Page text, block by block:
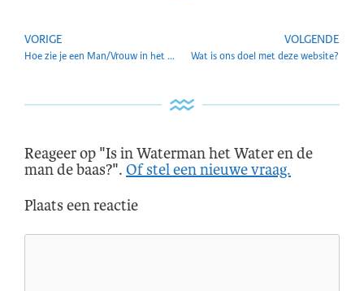
VORIGE
Hoe zie je een Man/Vrouw in het Watermantijdperk?
VOLGENDE
Wat is ons doel met deze website?
Reageer op "Is in Waterman het Water en de
man de baas?". Of stel een nieuwe vraag.
Plaats een reactie